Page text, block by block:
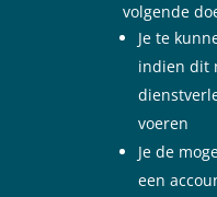
volgende
Je te
indien dit
voeren
Je de
een